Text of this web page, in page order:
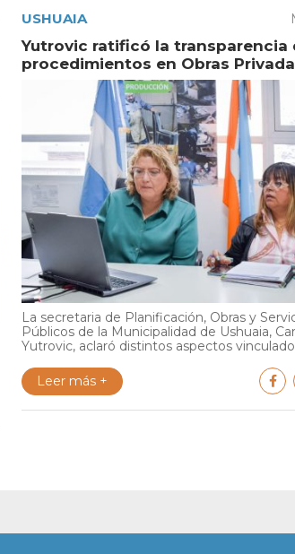
USHUAIA
Yutrovic ratificó la transparencia
procedimientos en Obras
La secretaria de Planificación, Obras y
Públicos de la Municipalidad de Ushuaia,
Yutrovic, aclaró distintos aspectos
Leer más +